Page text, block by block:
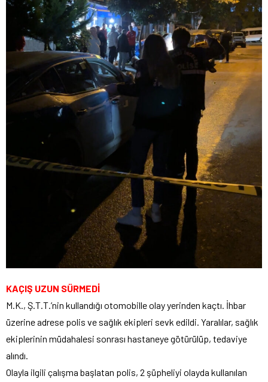
KAÇIŞ UZUN SÜRMEDİ
M.K., Ş.T.T.’nin kullandığı otomobille olay yerinden kaçtı. İhbar
üzerine adrese polis ve sağlık ekipleri sevk edildi. Yaralılar, sağlık
ekiplerinin müdahalesi sonrası hastaneye götürülüp, tedaviye
alındı.
Olayla ilgili çalışma başlatan polis, 2 şüpheliyi olayda kullanılan